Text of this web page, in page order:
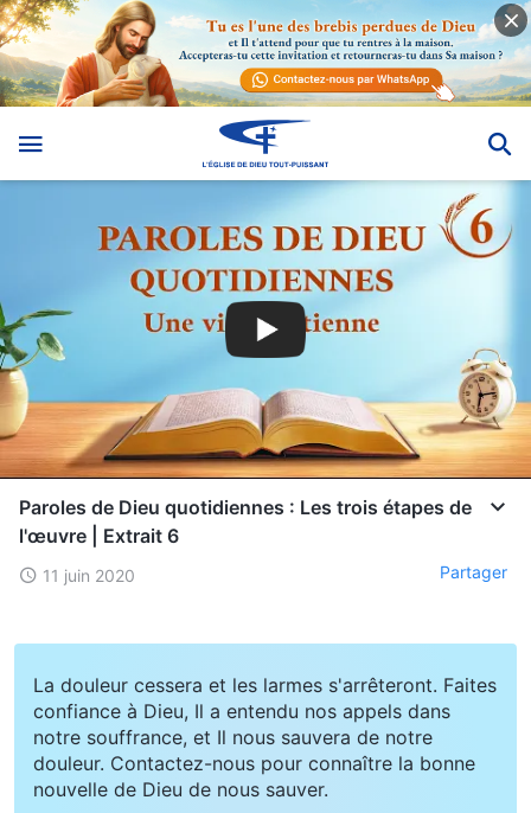
Paroles de Dieu quotidiennes : Les trois étapes de
l'œuvre | Extrait 6
11 juin 2020 Partager
La douleur cessera et les larmes s'arrêteront. Faites
confiance à Dieu, Il a entendu nos appels dans
notre souffrance, et Il nous sauvera de notre
douleur. Contactez-nous pour connaître la bonne
nouvelle de Dieu de nous sauver.